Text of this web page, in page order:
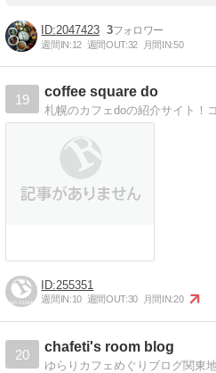
2047423 3
週間IN:12 週間OUT:32 月間IN:50
19
coffee square do
255351
週間IN:10 週間OUT:30 月間IN:20
20
chafeti's room blog